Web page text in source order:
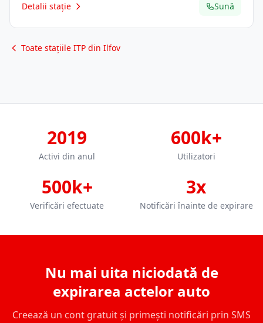
Detalii stație Sună
Toate stațiile ITP din Ilfov
2019
Activi din anul
600k+
Utilizatori
500k+
Verificări efectuate
3x
Notificări înainte de expirare
Nu mai uita niciodată de
expirarea actelor auto
Creează un cont gratuit și primești notificări prin SMS